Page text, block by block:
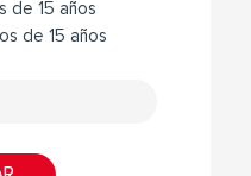
de 15 años
de 15 años